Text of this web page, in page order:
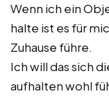
Wenn ich ein
halte ist es für
Zuhause führe.
Ich will das sich
aufhalten wohl